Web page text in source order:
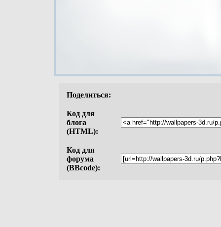
Поделиться:
Код для
блога
(HTML):
Код для
форума
(BBcode):